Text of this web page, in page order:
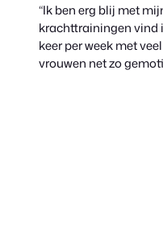
“Ik ben erg blij met
krachttrainingen vind
keer per week met
vrouwen net zo